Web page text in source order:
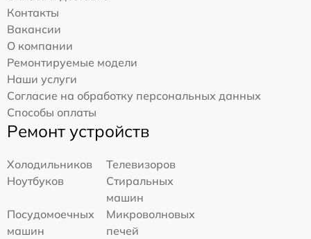
Контакты
Вакансии
О компании
Ремонтируемые модели
Наши услуги
Согласие на обработку персональных данных
Способы оплаты
Ремонт устройств
Холодильников
Телевизоров
Ноутбуков
Стиральных
машин
Посудомоечных
машин
Микроволновых
печей